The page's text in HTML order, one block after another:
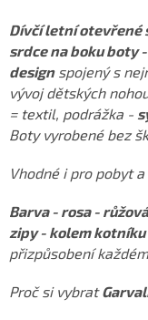
cena:
Dívčí letní otevřené
srdce na boku boty -
designspojený s
vývoj dětských
= textil, podrážka -
Boty vyrobené bez
Vhodné i pro pobyt
Barva - rosa -
zipy - kolem
přizpůsobení
Proč si vybrat